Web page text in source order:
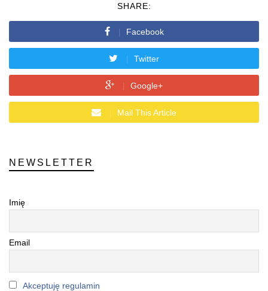
SHARE:
Facebook
Twitter
Google+
Mail This Article
NEWSLETTER
Imię
Email
Akceptuję regulamin